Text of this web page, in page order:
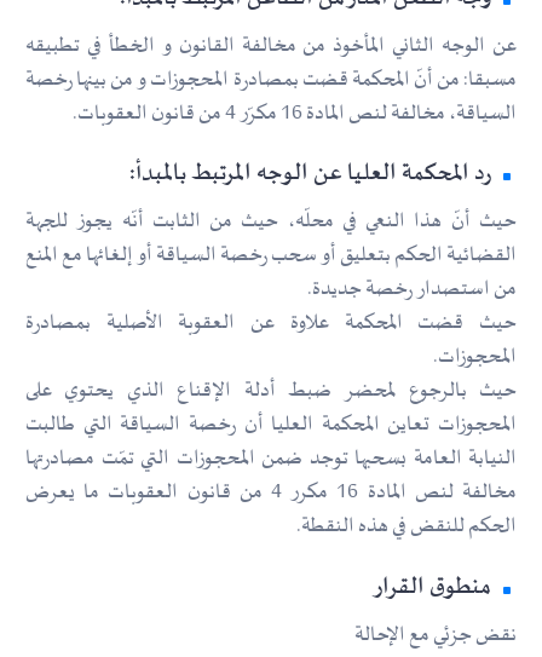
عن الوجه الثاني المأخوذ من مخالفة القانون و الخطأ في تطبيقه
مسبقا: من أنّ المحكمة قضت بمصادرة المحجوزات و من بينها رخصة
السياقة، مخالفة لنص المادة 16 مكرّر 4 من قانون العقوبات.
رد المحكمة العليا عن الوجه المرتبط بالمبدأ:
حيث أنّ هذا النعي في محلّه، حيث من الثابت أنّه يجوز للجهة
القضائية الحكم بتعليق أو سحب رخصة السياقة أو إلغائها مع المنع
من استصدار رخصة جديدة.
حيث قضت المحكمة علاوة عن العقوبة الأصلية بمصادرة
المحجوزات.
حيث بالرجوع لمحضر ضبط أدلة الإقناع الذي يحتوي على
المحجوزات تعاين المحكمة العليا أن رخصة السياقة التي طالبت
النيابة العامة بسحبها توجد ضمن المحجوزات التي تمّت مصادرتها
مخالفة لنص المادة 16 مكرر 4 من قانون العقوبات ما يعرض
الحكم للنقض في هذه النقطة.
منطوق القرار
نقض جزئي مع الإحالة